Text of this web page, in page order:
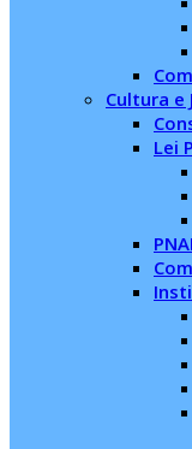
Cultura e
Lei